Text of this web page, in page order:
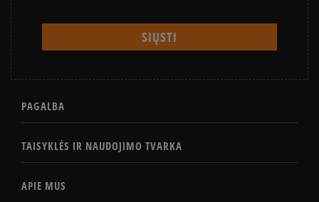
PAGALBA
TAISYKLĖS IR NAUDOJIMO TVARKA
APIE MUS